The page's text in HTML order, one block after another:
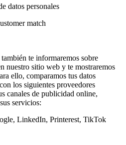
datos personales
match
te informaremos sobre
nuestro sitio web y te mostraremos
ello, comparamos tus datos
los siguientes proveedores
canales de publicidad online,
servicios:
LinkedIn, Printerest, TikTok